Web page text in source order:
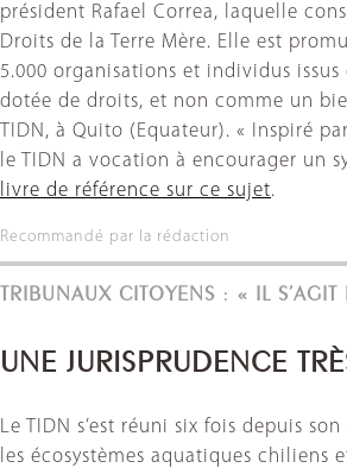
président Rafael Correa, laquelle
Droits de la Terre Mère. Elle est
5.000 organisations et individus
dotée de droits, et non comme un
TIDN, à Quito (Equateur). « Inspiré
le TIDN a vocation à encourager un
livre de référence sur ce sujet.
Recommandé par la rédaction
TRIBUNAUX CITOYENS : « IL S’AGIT
UNE JURISPRUDENCE
Le TIDN s’est réuni six fois depuis
les écosystèmes aquatiques chiliens